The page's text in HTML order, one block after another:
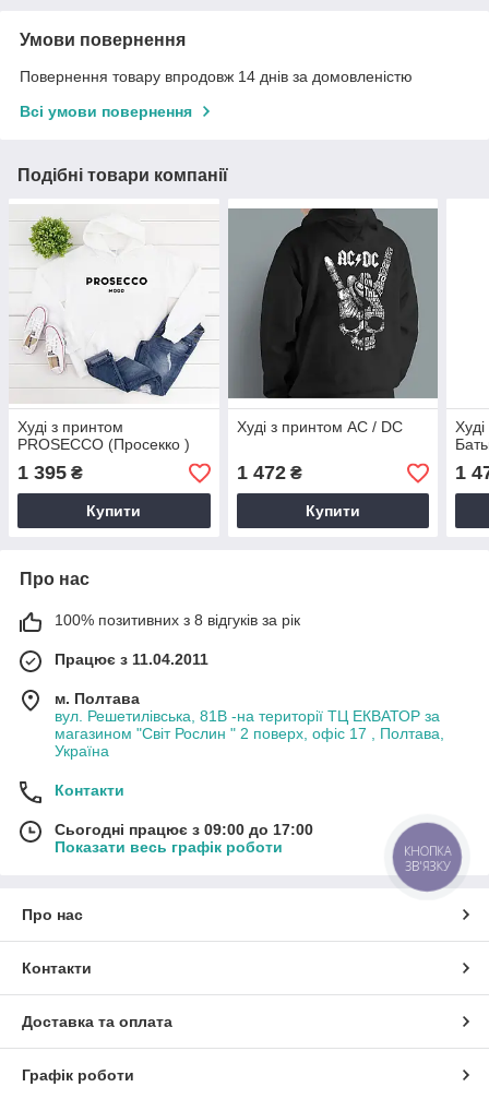
Умови повернення
Повернення товару впродовж 14 днів за домовленістю
Всі умови повернення
Подібні товари компанії
Худі з принтом
PROSECCO (Просекко )
1 395 ₴
Купити
Худі з принтом AC / DC
1 472₴
Купити
1
Про нас
100% позитивних з 8 відгуків за рік
Працює з 11.04.2011
м. Полтава
вул. Решетилівська, 81В -на території ТЦ ЕКВАТОР за
магазином "Світ Рослин " 2 поверх, офіс 17 , Полтава,
Україна
Контакти
Сьогодні працює з 09:00 до 17:00
Показати весь графік роботи
Про нас
Контакти
Доставка та оплата
Графік роботи
КНОПКА
ЗВ'ЯЗКУ